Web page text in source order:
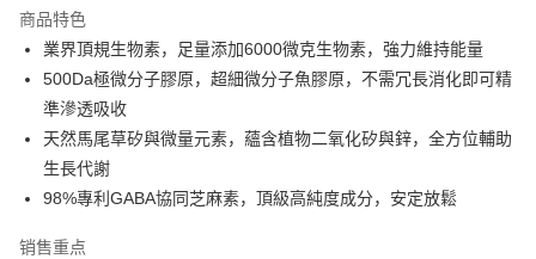
5. 收到商品當下無需繳費，確認無誤後，請再利用繳費通知簡訊或AFTEE
請留意繳費期限為 14 天。唯有下載 AFTEE App 成為 AFTEE 會員者方能享
有最長 45 天內付款之服務。
繳費期限，為商家向您請款的時間，再加上使用AFTEE可延長的天數所計算
出。使用AFTEE下訂可以延長您收到商品前的繳費天數，但無法保證一定能
商品與否，仍需要請您在AFTEE規定的時間內完成繳費。
二、付款限制
每笔NT$100，满NT$600(含以上)免运费
付款後全家取貨
每笔NT$100，满NT$600(含以上)免运费
萊爾富取貨付款
每笔NT$100，满NT$600(含以上)免运费
付款後萊爾富取貨
每笔NT$100，满NT$600(含以上)免运费
商品特色
業界頂規生物素，足量添加6000微克生物素，強力維持能量
500Da極微分子膠原，超細微分子魚膠原，不需冗長消化即可精
準滲透吸收
天然馬尾草矽與微量元素，蘊含植物二氧化矽與鋅，全方位輔助
生長代謝
98%專利GABA協同芝麻素，頂級高純度成分，安定放鬆
销售重点